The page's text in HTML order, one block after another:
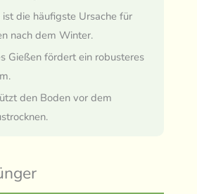
ist die häufigste Ursache für
nach dem Winter.
Gießen fördert ein robusteres
den Boden vor dem